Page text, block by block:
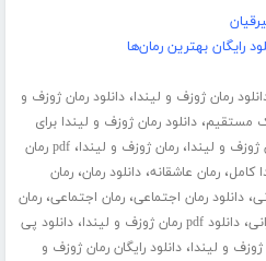
رایگان بهترین رمان‌ها
رمان ژوزف و لیندا،دانلود رمان ژوزف و
مستقیم،دانلود رمان ژوزف و لیندا برای
ژوزف و لیندا،رمان ژوزف و لیندا،
pdf رمان
کامل،رمان عاشقانه،دانلود رمان،رمان
،دانلود رمان اجتماعی،رمان اجتماعی،رمان
،دانلود pdf رمان ژوزف و لیندا ،دانلود پی
و لیندا،دانلود رایگان رمان ژوزف و